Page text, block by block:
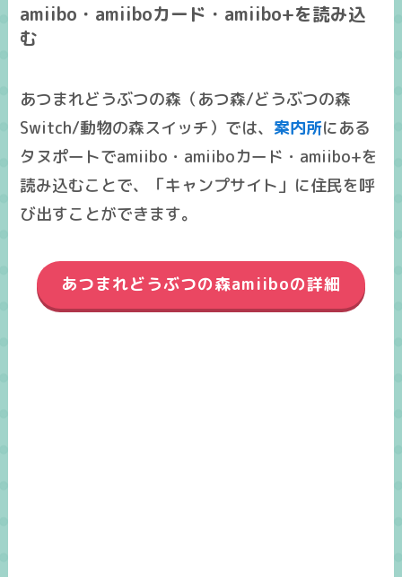
amiibo・amiiboカード・amiibo+を読み込
む
あつまれどうぶつの森（あつ森/どうぶつの森
Switch/動物の森スイッチ）では、 案内所にある
タヌポートでamiibo・amiiboカード・amiibo+を
読み込むことで、「キャンプサイト」に住民を呼
び出すことができます。
あつまれどうぶつの森amiiboの詳細